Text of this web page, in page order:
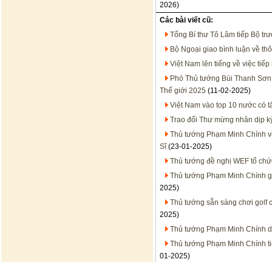
2026)
Các bài viết cũ:
Tổng Bí thư Tô Lâm tiếp Bộ
Bộ Ngoại giao bình luận về
Việt Nam lên tiếng về việc
Phó Thủ tướng Bùi Thanh
Thế giới 2025 (11-02-2025)
Việt Nam vào top 10 nước có
Trao đổi Thư mừng nhân dịp
Thủ tướng Phạm Minh Chính
Sĩ(23-01-2025)
Thủ tướng đề nghị WEF tổ
Thủ tướng Phạm Minh Chính
2025)
Thủ tướng sẵn sàng chơi golf
2025)
Thủ tướng Phạm Minh Chính
Thủ tướng Phạm Minh Chính
01-2025)